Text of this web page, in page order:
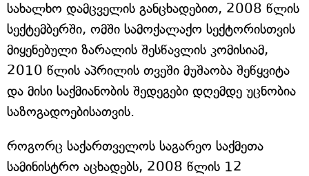
სახალხო დამცველის განცხადებით, 2008 წლის
სექტემბერში, ომში სამოქალაქო სექტორისთვის
მიყენებული ზარალის შესწავლის კომისიამ,
2010 წლის აპრილის თვეში მუშაობა შეწყვიტა
და მისი საქმიანობის შედეგები დღემდე უცნობია
საზოგადოებისათვის.
როგორც საქართველოს საგარეო საქმეთა
სამინისტრო აცხადებს, 2008 წლის 12